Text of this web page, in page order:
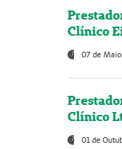
Clínico
07 de
Clínico
01 de